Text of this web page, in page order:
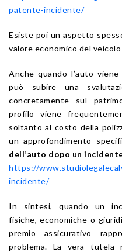
patente-incidente/
Esiste poi un aspetto
valore economico del
Anche quando l’auto
può subire una
concretamente sul
profilo viene
soltanto al costo della
un approfondimento
dell’auto dopo un
https://
incidente/
In sintesi, quando un
fisiche, economiche o
premio assicurativo
problema. La vera tutela